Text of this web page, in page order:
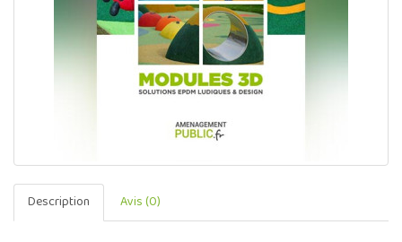
Description Avis (0)